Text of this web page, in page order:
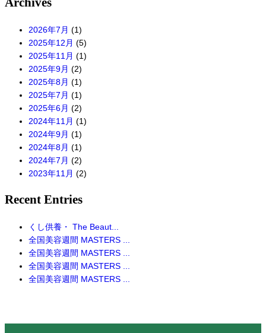
2026年7月 (1)
2025年12月 (5)
2025年11月 (1)
2025年9月 (2)
2025年8月 (1)
2025年7月 (1)
2025年6月 (2)
2024年11月 (1)
2024年9月 (1)
2024年8月 (1)
2024年7月 (2)
2023年11月 (2)
Recent Entries
くし供養・ The Beaut...
全国美容週間 MASTERS ...
全国美容週間 MASTERS ...
全国美容週間 MASTERS ...
全国美容週間 MASTERS ...